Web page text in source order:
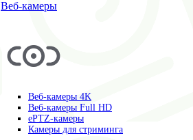
Веб-камеры
Веб-камеры 4K
Веб-камеры Full HD
ePTZ-камеры
Камеры для стриминга